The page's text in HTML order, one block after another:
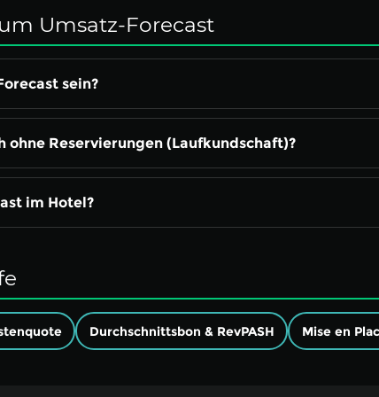
Umsatz-Forecast
sein?
ohne Reservierungen (Laufkundschaft)?
im Hotel?
Durchschnittsbon & RevPASH Mise en